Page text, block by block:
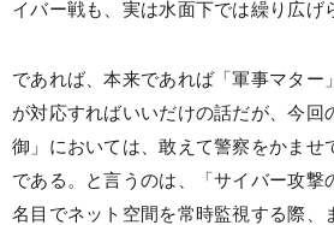
イバー戦も、実は水面下では繰り広げ
であれば、本来であれば「軍事マター
が対応すればいいだけの話だが、今回
御」においては、敢えて警察をかませ
である。と言うのは、「サイバー攻撃
名目でネット空間を常時監視する際、